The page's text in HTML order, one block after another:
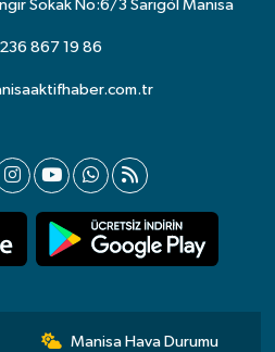
Sokak No:6/3 Sarıgöl Manisa
867 19 86
Manisa Hava Durumu